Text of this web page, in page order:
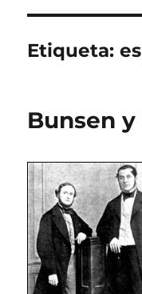
Etiqueta:
Bunsen